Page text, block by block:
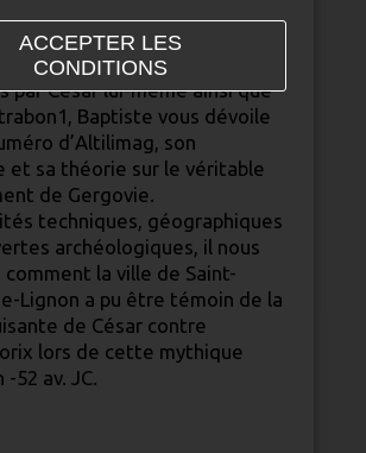
ACCEPTER LES
CONDITIONS
années de recherches
selon les écrits de la guerre
par César lui-même ainsi que
Baptiste vous dévoile
d’Altilimag, son
et sa théorie sur le véritable
de Gergovie.
techniques, géographiques
archéologiques, il nous
la ville de Saint-
Lignon a pu être témoin de la
de César contre
lors de cette mythique
52 av. JC.